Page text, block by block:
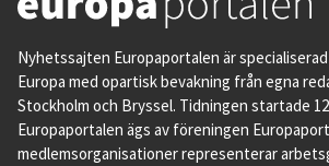
Nyhetssajten Europaportalen är specialiserad
Europa med opartisk bevakning från egna
Stockholm och Bryssel. Tidningen startade 12
Europaportalen ägs av föreningen
medlemsorganisationer representerar